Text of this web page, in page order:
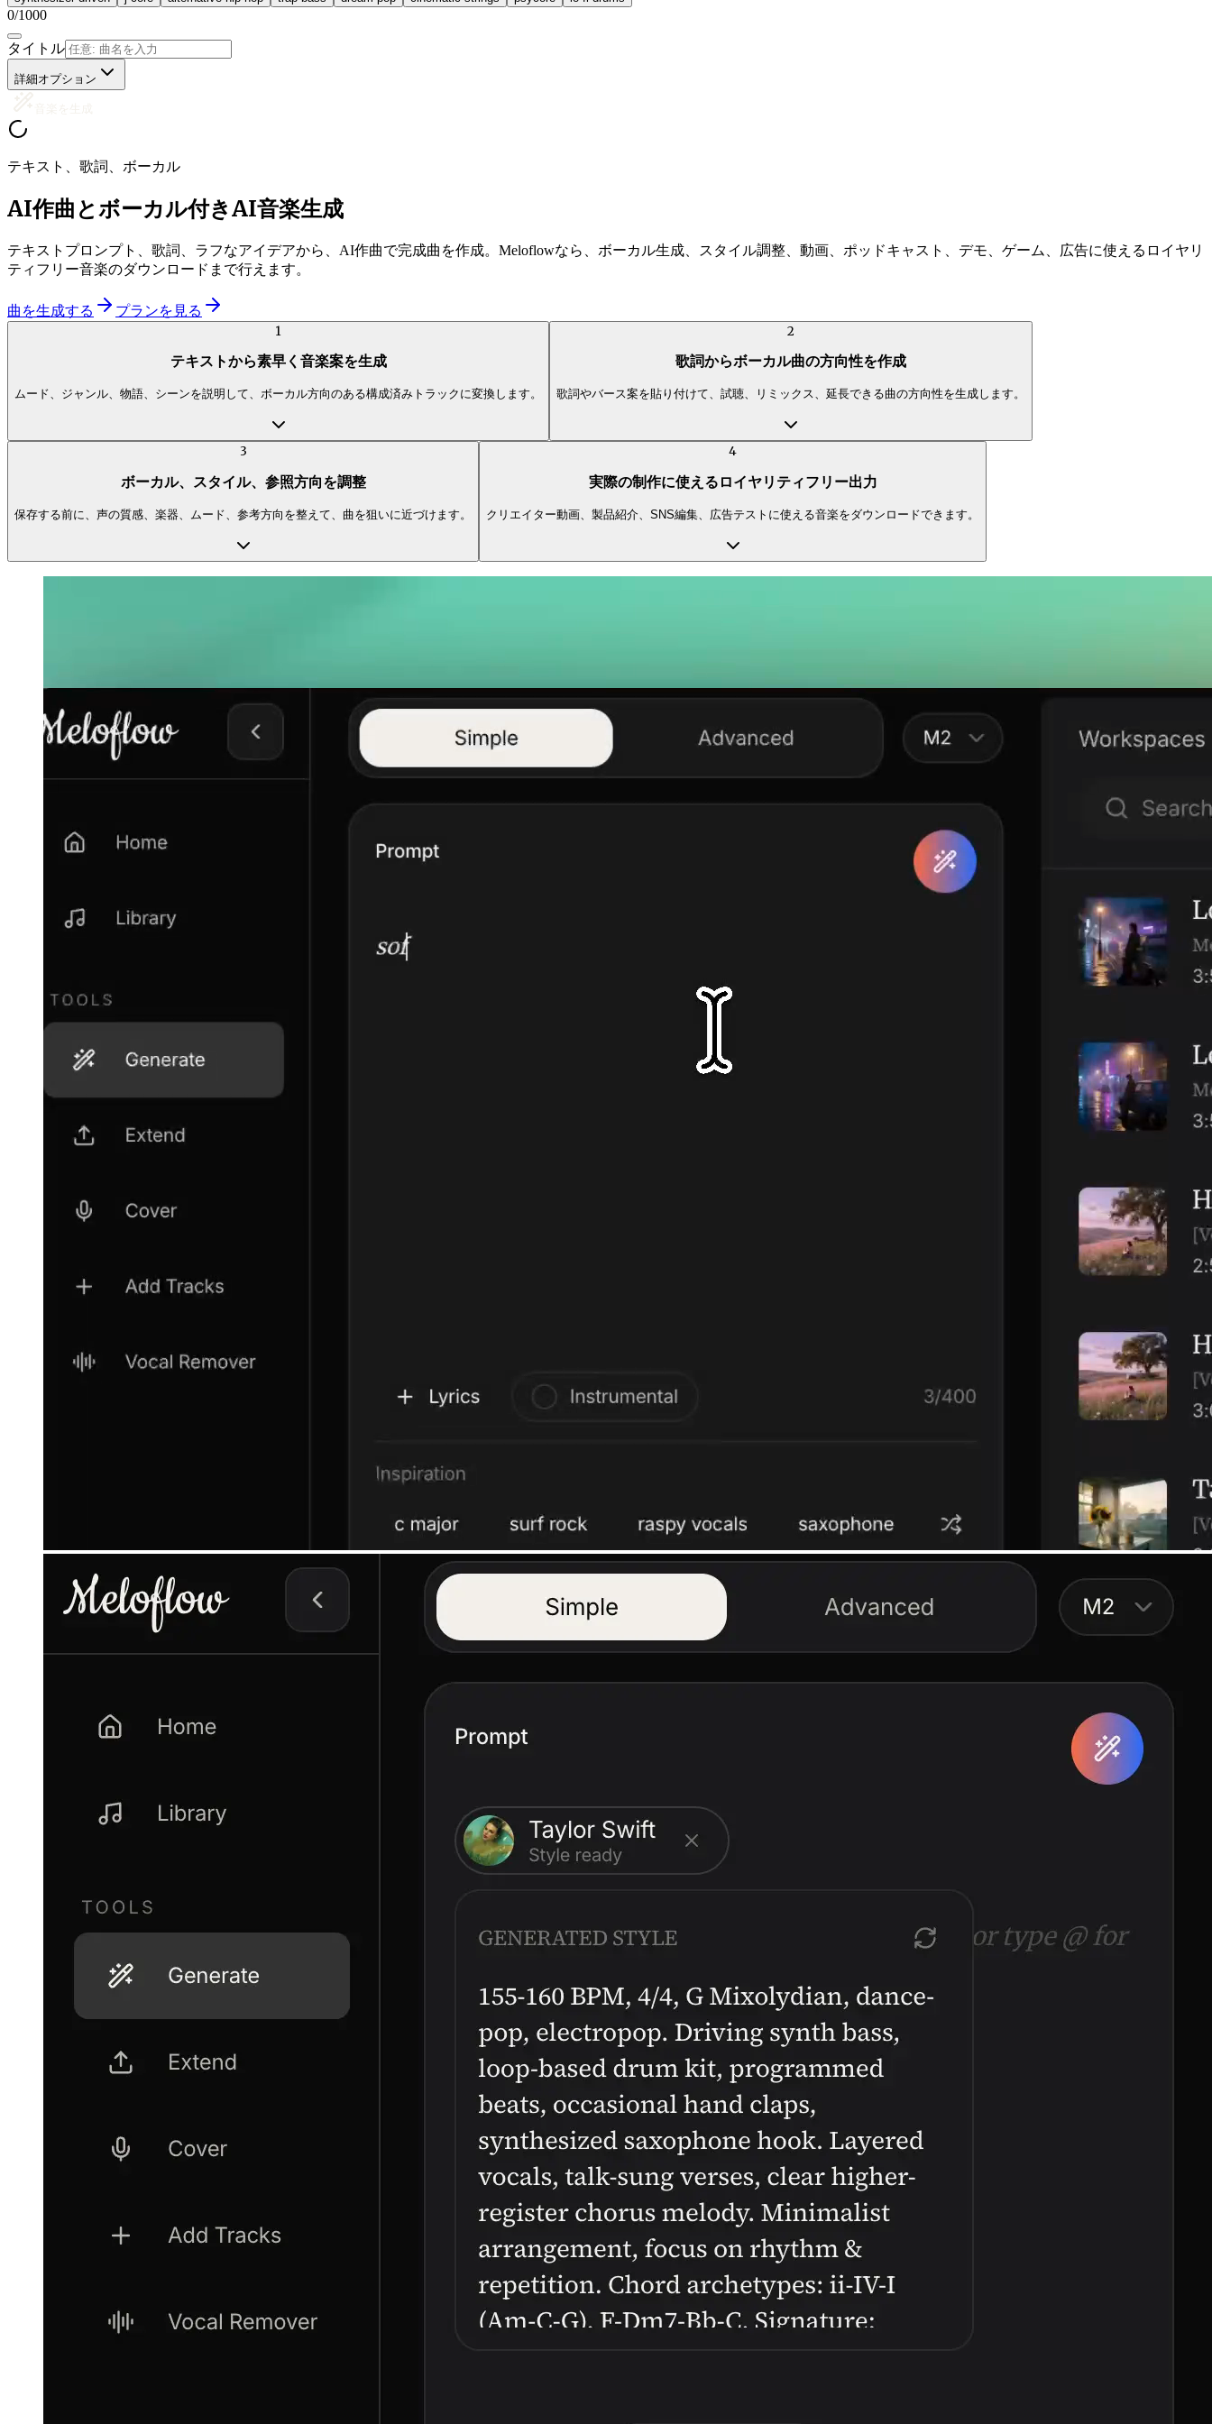
0/1000
タイトル
詳細オプション
テキスト、歌詞、ボーカル
AI作曲とボーカル付きAI音楽生成
テキストプロンプト、歌詞、ラフなアイデアから、AI作曲で完成曲を作成。Meloflowなら、ボーカル生成、スタイル調整、動画、ポッドキャスト、デモ、ゲーム、広告に使えるロイヤリ
ティフリー音楽のダウンロードまで行えます。
曲を生成する
プランを見る
1
テキストから素早く音楽案を生成
ムード、ジャンル、物語、シーンを説明して、ボーカル方向のある構成済みトラックに変換します。
2
歌詞からボーカル曲の方向性を作成
歌詞やバース案を貼り付けて、試聴、リミックス、延長できる曲の方向性を生成します。
3
ボーカル、スタイル、参照方向を調整
保存する前に、声の質感、楽器、ムード、参考方向を整えて、曲を狙いに近づけます。
4
実際の制作に使えるロイヤリティフリー出力
クリエイター動画、製品紹介、SNS編集、広告テストに使える音楽をダウンロードできます。